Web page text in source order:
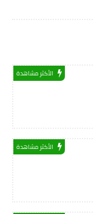
الأكثر مشاهدة
الأكثر مشاهدة